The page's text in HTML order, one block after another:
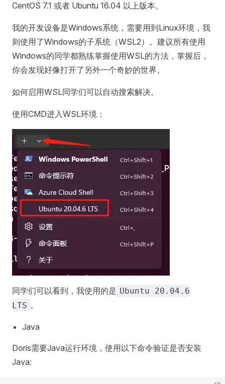
CentOS 7.1 或者 Ubuntu 16.04 以上版本。
我的开发设备是Windows系统，需要用到Linux环境，我
则使用了Windows的子系统（WSL2）。建议所有使用
Windows的同学都熟练掌握使用WSL的方法，掌握后，
你会发现好像打开了另外一个奇妙的世界。
如何启用WSL同学们可以自动搜索解决。
使用CMD进入WSL环境：
同学们可以看到，我使用的是 Ubuntu 20.04.6
LTS 。
Java
Doris需要Java运行环境，使用以下命令验证是否安装
Java: